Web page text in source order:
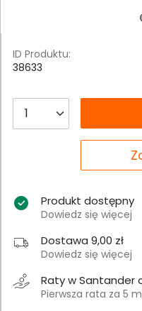
ID Produktu:
38633
Produkt dostępny
Dowiedz się więcej
Dostawa 9,00 zł
Dowiedz się więcej
Raty w Santander
Pierwsza rata za 5